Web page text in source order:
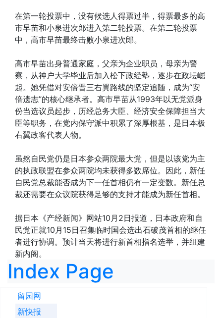
在第一轮投票中，没有候选人得票过半，得票最多的高
市早苗和小泉进次郎进入第二轮投票。在第二轮投票
中，高市早苗最终击败小泉进次郎。
高市早苗出身普通家庭，父亲为企业职员，母亲为警
察，从神户大学毕业后加入松下政经塾，逐步在政坛崛
起。她凭借对安倍晋三右翼路线的坚定追随，成为“安
倍遗志”的核心继承者。高市早苗从1993年以无党派身
份当选议员起步，历经总务大臣、经济安全保障担当大
臣等职务，在党内保守派中积累了深厚根基，是日本极
右翼政客代表人物。
虽然自民党仍是日本参众两院最大党，但是以该党为主
的执政联盟在参众两院均未获得多数席位。因此，新任
自民党总裁能否成为下一任首相仍有一定变数。新任总
裁还需要在众议院获得足够的支持才能成为新任首相。
据日本《产经新闻》网站10月2日报道，日本政府和自
民党正就10月15日召集临时国会选出石破茂首相的继任
者进行协调。预计当天将进行新首相指名选举，并组建
新内阁。
Index Page
留园网
新快报